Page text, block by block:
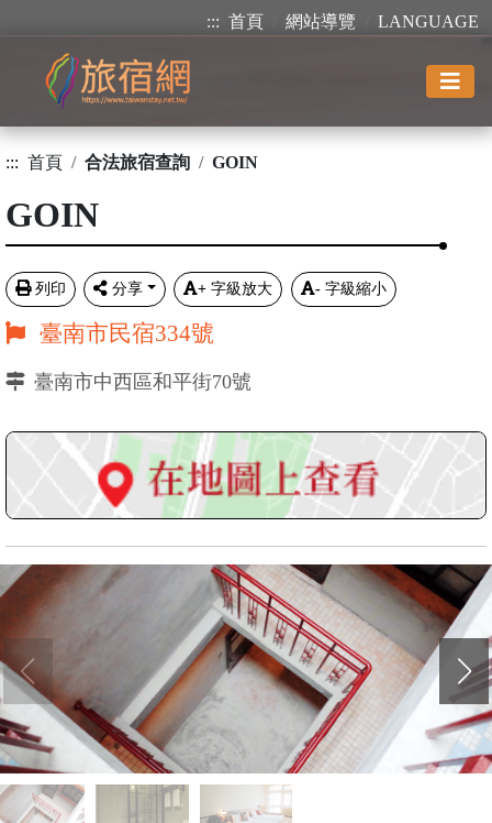
::: 首頁 網站導覽 LANGUAGE
::: 首頁 合法旅宿查詢 GOIN
GOIN
列印 分享 + 字級放大 - 字級縮小
臺南市民宿334號
臺南市中西區和平街70號